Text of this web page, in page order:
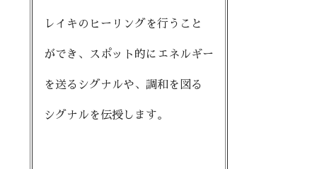
レイキのヒーリングを行うこと
ができ、スポット的にエネルギー
を送るシグナルや、調和を図る
シグナルを伝授します。